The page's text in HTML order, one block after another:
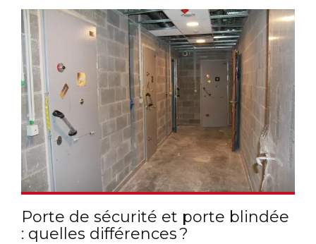
Porte de sécurité et porte blindée
: quelles différences ?